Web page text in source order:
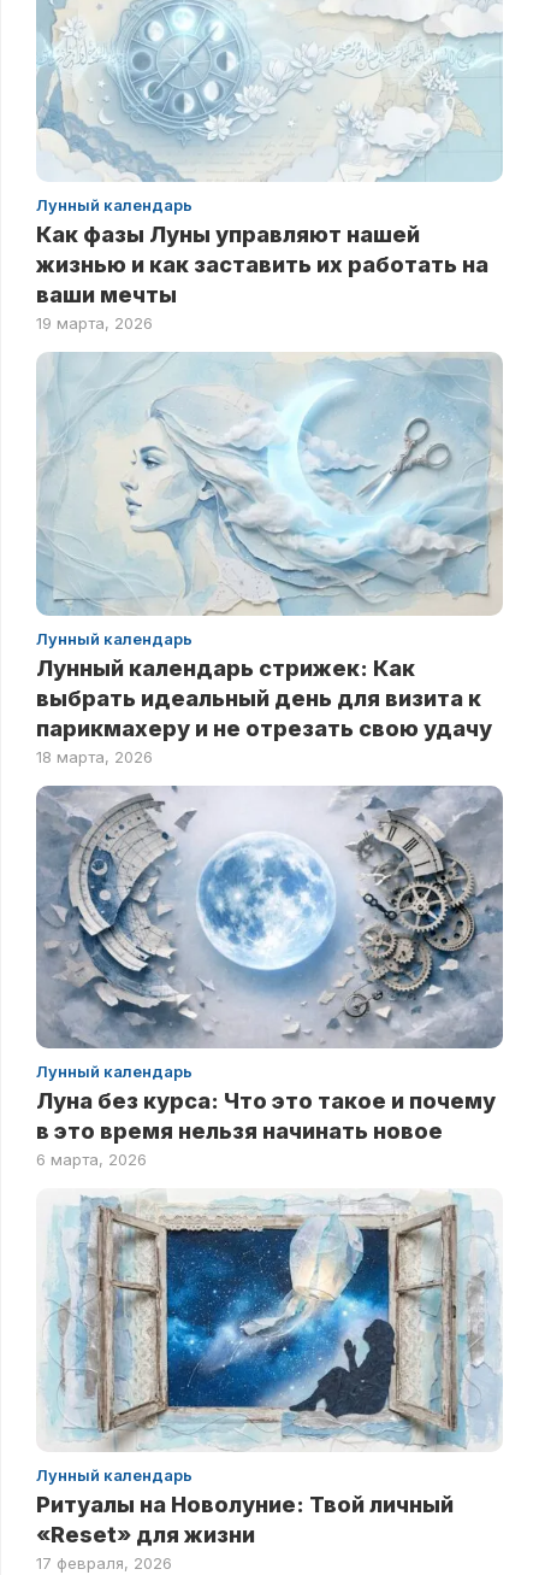
Лунный календарь
Как фазы Луны управляют нашей
жизнью и как заставить их работать на
ваши мечты
19 марта, 2026
Лунный календарь
Лунный календарь стрижек: Как
выбрать идеальный день для визита к
парикмахеру и не отрезать свою удачу
18 марта, 2026
Лунный календарь
Луна без курса: Что это такое и почему
в это время нельзя начинать новое
6 марта, 2026
Лунный календарь
Ритуалы на Новолуние: Твой личный
«Reset» для жизни
17 февраля, 2026